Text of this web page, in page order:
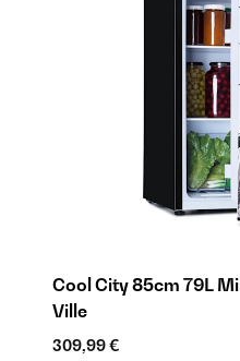
Cool City 85cm 79L
Ville
309,99 €